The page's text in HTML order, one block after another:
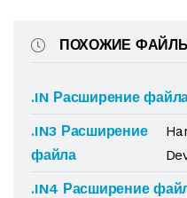
ПОХОЖИЕ
.IN Расширение
.IN3 Расширение
файла
.IN4 Расширение